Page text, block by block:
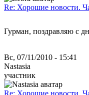
Re: Хорошие новости.
Гурман, поздравляю с
Вс, 07/11/2010 - 15:41
Nastasia
участник
Re: Хорошие новости.